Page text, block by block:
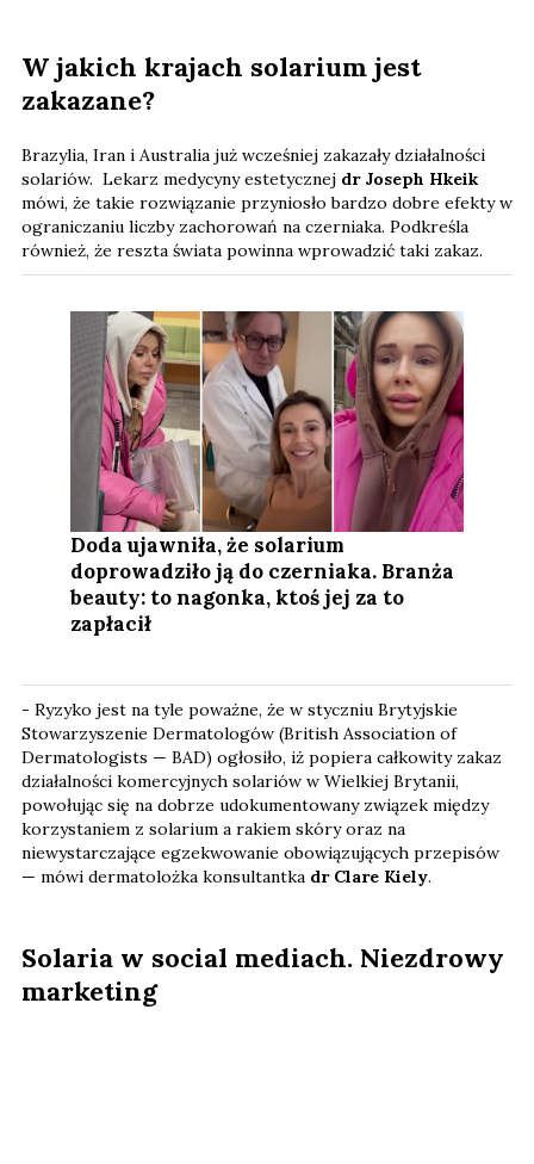
W jakich krajach solarium jest
zakazane?
Brazylia, Iran i Australia już wcześniej zakazały działalności
solariów. Lekarz medycyny estetycznej dr Joseph Hkeik
mówi, że takie rozwiązanie przyniosło bardzo dobre efekty w
ograniczaniu liczby zachorowań na czerniaka. Podkreśla
również, że reszta świata powinna wprowadzić taki zakaz.
Doda ujawniła, że solarium
doprowadziło ją do czerniaka. Branża
beauty: to nagonka, ktoś jej za to
zapłacił
- Ryzyko jest na tyle poważne, że w styczniu Brytyjskie
Stowarzyszenie Dermatologów (British Association of
Dermatologists — BAD) ogłosiło, iż popiera całkowity zakaz
działalności komercyjnych solariów w Wielkiej Brytanii,
powołując się na dobrze udokumentowany związek między
korzystaniem z solarium a rakiem skóry oraz na
niewystarczające egzekwowanie obowiązujących przepisów
— mówi dermatolożka konsultantka dr Clare Kiely.
Solaria w social mediach. Niezdrowy
marketing